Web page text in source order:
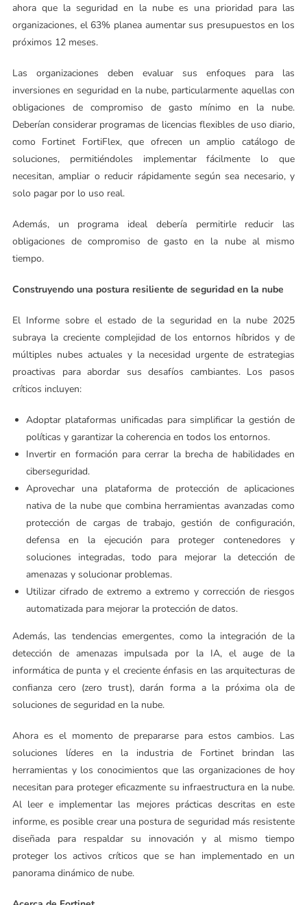
ahora que la seguridad en la nube es una prioridad para las
organizaciones, el 63% planea aumentar sus presupuestos en los
próximos 12 meses.
Las organizaciones deben evaluar sus enfoques para las
inversiones en seguridad en la nube, particularmente aquellas con
obligaciones de compromiso de gasto mínimo en la nube.
Deberían considerar programas de licencias flexibles de uso diario,
como Fortinet FortiFlex, que ofrecen un amplio catálogo de
soluciones, permitiéndoles implementar fácilmente lo que
necesitan, ampliar o reducir rápidamente según sea necesario, y
solo pagar por lo uso real.
Además, un programa ideal debería permitirle reducir las
obligaciones de compromiso de gasto en la nube al mismo
tiempo.
Construyendo una postura resiliente de seguridad en la nube
El Informe sobre el estado de la seguridad en la nube 2025
subraya la creciente complejidad de los entornos híbridos y de
múltiples nubes actuales y la necesidad urgente de estrategias
proactivas para abordar sus desafíos cambiantes. Los pasos
críticos incluyen:
Adoptar plataformas unificadas para simplificar la gestión de
políticas y garantizar la coherencia en todos los entornos.
Invertir en formación para cerrar la brecha de habilidades en
ciberseguridad.
Aprovechar una plataforma de protección de aplicaciones
nativa de la nube que combina herramientas avanzadas como
protección de cargas de trabajo, gestión de configuración,
defensa en la ejecución para proteger contenedores y
soluciones integradas, todo para mejorar la detección de
amenazas y solucionar problemas.
Utilizar cifrado de extremo a extremo y corrección de riesgos
automatizada para mejorar la protección de datos.
Además, las tendencias emergentes, como la integración de la
detección de amenazas impulsada por la IA, el auge de la
informática de punta y el creciente énfasis en las arquitecturas de
confianza cero (zero trust), darán forma a la próxima ola de
soluciones de seguridad en la nube.
Ahora es el momento de prepararse para estos cambios. Las
soluciones líderes en la industria de Fortinet brindan las
herramientas y los conocimientos que las organizaciones de hoy
necesitan para proteger eficazmente su infraestructura en la nube.
Al leer e implementar las mejores prácticas descritas en este
informe, es posible crear una postura de seguridad más resistente
diseñada para respaldar su innovación y al mismo tiempo
proteger los activos críticos que se han implementado en un
panorama dinámico de nube.